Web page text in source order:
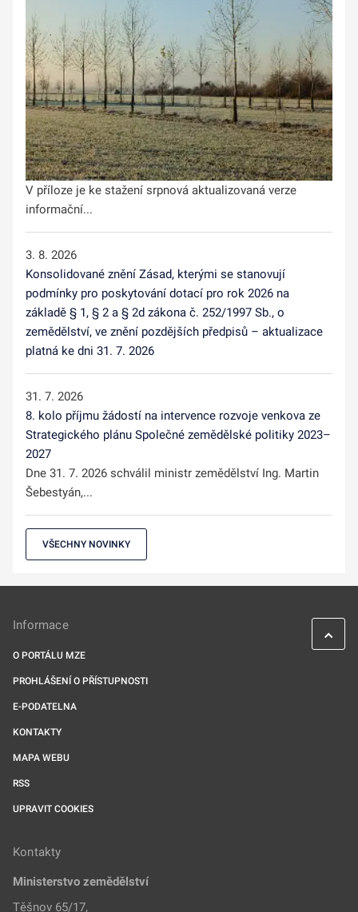
V příloze je ke stažení srpnová aktualizovaná verze
informační...
3. 8. 2026
Konsolidované znění Zásad, kterými se stanovují
podmínky pro poskytování dotací pro rok 2026 na
základě § 1, § 2 a § 2d zákona č. 252/1997 Sb., o
zemědělství, ve znění pozdějších předpisů – aktualizace
platná ke dni 31. 7. 2026
31. 7. 2026
8. kolo příjmu žádostí na intervence rozvoje venkova ze
Strategického plánu Společné zemědělské politiky 2023–
2027
Dne 31. 7. 2026 schválil ministr zemědělství Ing. Martin
Šebestyán,...
VŠECHNY NOVINKY
Informace
O PORTÁLU MZE
PROHLÁŠENÍ O PŘÍSTUPNOSTI
E-PODATELNA
KONTAKTY
MAPA WEBU
RSS
UPRAVIT COOKIES
Kontakty
Ministerstvo zemědělství
Těšnov 65/17,